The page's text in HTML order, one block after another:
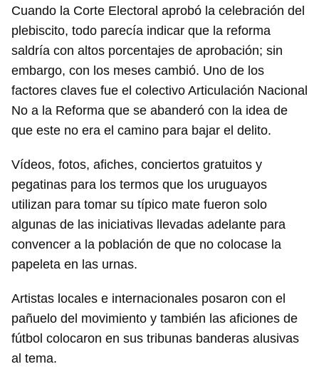
Cuando la Corte Electoral aprobó la celebración del
plebiscito, todo parecía indicar que la reforma
saldría con altos porcentajes de aprobación; sin
embargo, con los meses cambió. Uno de los
factores claves fue el colectivo Articulación Nacional
No a la Reforma que se abanderó con la idea de
que este no era el camino para bajar el delito.
Vídeos, fotos, afiches, conciertos gratuitos y
pegatinas para los termos que los uruguayos
utilizan para tomar su típico mate fueron solo
algunas de las iniciativas llevadas adelante para
convencer a la población de que no colocase la
papeleta en las urnas.
Artistas locales e internacionales posaron con el
pañuelo del movimiento y también las aficiones de
fútbol colocaron en sus tribunas banderas alusivas
al tema.